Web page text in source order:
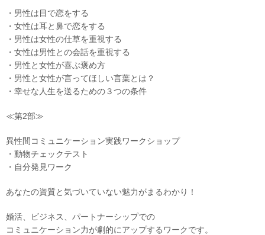
・男性は目で恋をする
・女性は耳と鼻で恋をする
・男性は女性の仕草を重視する
・女性は男性との会話を重視する
・男性と女性が喜ぶ褒め方
・男性と女性が言ってほしい言葉とは？
・幸せな人生を送るための３つの条件
≪第2部≫
異性間コミュニケーション実践ワークショップ
・動物チェックテスト
・自分発見ワーク
あなたの資質と気づいていない魅力がまるわかり！
婚活、ビジネス、パートナーシップでの
コミュニケーション力が劇的にアップするワークです。